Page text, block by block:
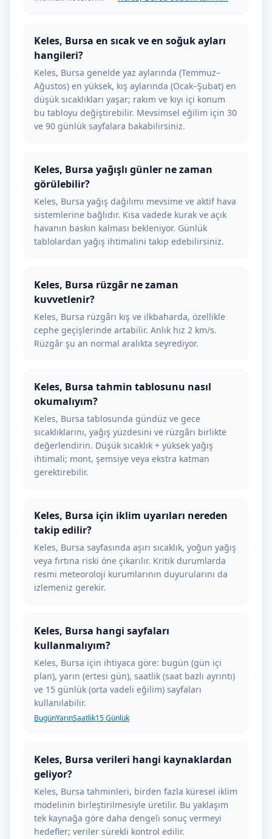
Keles, Bursa en sıcak ve en soğuk ayları
hangileri?
Keles, Bursa genelde yaz aylarında (Temmuz–
Ağustos) en yüksek, kış aylarında (Ocak–Şubat) en
düşük sıcaklıkları yaşar; rakım ve kıyı içi konum
bu tabloyu değiştirebilir. Mevsimsel eğilim için 30
ve 90 günlük sayfalara bakabilirsiniz.
Keles, Bursa yağışlı günler ne zaman
görülebilir?
Keles, Bursa yağış dağılımı mevsime ve aktif hava
sistemlerine bağlıdır. Kısa vadede kurak ve açık
havanın baskın kalması bekleniyor. Günlük
tablolardan yağış ihtimalini takip edebilirsiniz.
Keles, Bursa rüzgâr ne zaman
kuvvetlenir?
Keles, Bursa rüzgârı kış ve ilkbaharda, özellikle
cephe geçişlerinde artabilir. Anlık hız 2 km/s.
Rüzgâr şu an normal aralıkta seyrediyor.
Keles, Bursa tahmin tablosunu nasıl
okumalıyım?
Keles, Bursa tablosunda gündüz ve gece
sıcaklıklarını, yağış yüzdesini ve rüzgârı birlikte
değerlendirin. Düşük sıcaklık + yüksek yağış
ihtimali; mont, şemsiye veya ekstra katman
gerektirebilir.
Keles, Bursa için iklim uyarıları nereden
takip edilir?
Keles, Bursa sayfasında aşırı sıcaklık, yoğun yağış
veya fırtına riski öne çıkarılır. Kritik durumlarda
resmi meteoroloji kurumlarının duyurularını da
izlemeniz gerekir.
Keles, Bursa hangi sayfaları
kullanmalıyım?
Keles, Bursa için ihtiyaca göre: bugün (gün içi
plan), yarın (ertesi gün), saatlik (saat bazlı ayrıntı)
ve 15 günlük (orta vadeli eğilim) sayfaları
kullanılabilir.
BugünYarınSaatlik15 Günlük
Keles, Bursa verileri hangi kaynaklardan
geliyor?
Keles, Bursa tahminleri, birden fazla küresel iklim
modelinin birleştirilmesiyle üretilir. Bu yaklaşım
tek kaynağa göre daha dengeli sonuç vermeyi
hedefler; veriler sürekli kontrol edilir.